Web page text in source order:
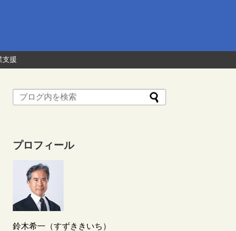
支援
プロフィール
鈴木希一（すずききいち）